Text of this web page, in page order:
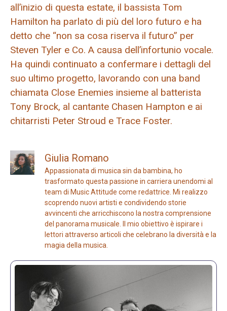
all’inizio di questa estate, il bassista Tom
Hamilton ha parlato di più del loro futuro e ha
detto che “non sa cosa riserva il futuro” per
Steven Tyler e Co. A causa dell’infortunio vocale.
Ha quindi continuato a confermare i dettagli del
suo ultimo progetto, lavorando con una band
chiamata Close Enemies insieme al batterista
Tony Brock, al cantante Chasen Hampton e ai
chitarristi Peter Stroud e Trace Foster.
Giulia Romano
Appassionata di musica sin da bambina, ho
trasformato questa passione in carriera unendomi al
team di Music Attitude come redattrice. Mi realizzo
scoprendo nuovi artisti e condividendo storie
avvincenti che arricchiscono la nostra comprensione
del panorama musicale. Il mio obiettivo è ispirare i
lettori attraverso articoli che celebrano la diversità e la
magia della musica.